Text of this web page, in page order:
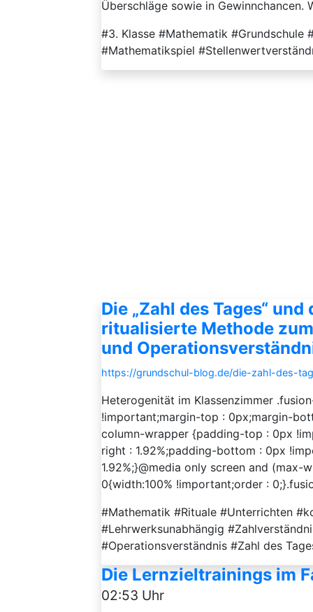
Überschläge sowie in Gewinnchancen.
#3. Klasse #Mathematik
#Mathematikspiel
Die „Zahl des Tages“
ritualisierte Methode
und
https://grundschul-blog.de/die-zahl-des-
Heterogenität im Klassenzimmer
!important;margin-top : 0px;margin-
column-wrapper {padding-top : 0px
right : 1.92%;padding-bottom : 0px
1.92%;}@media only screen and
0{width:100% !important;order :
#Mathematik #Rituale #Unterrichten
#Lehrwerksunabhängig
#Operationsverständnis #Zahl des
Die Lernzieltrainings im
02:53 Uhr